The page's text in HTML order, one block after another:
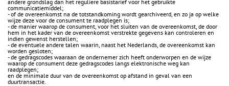
andere grondslag dan het reguliere basistarief voor het gebruikte
communicatiemiddel;
- of de overeenkomst na de totstandkoming wordt gearchiveerd, en zo ja op welke
wijze deze voor de consument te raadplegen is;
- de manier waarop de consument, voor het sluiten van de overeenkomst, de door
hem in het kader van de overeenkomst verstrekte gegevens kan controleren en
indien gewenst herstellen;
- de eventuele andere talen waarin, naast het Nederlands, de overeenkomst kan
worden gesloten;
- de gedragscodes waaraan de ondernemer zich heeft onderworpen en de wijze
waarop de consument deze gedragscodes langs elektronische weg kan
raadplegen;
en de minimale duur van de overeenkomst op afstand in geval van een
duurtransactie.